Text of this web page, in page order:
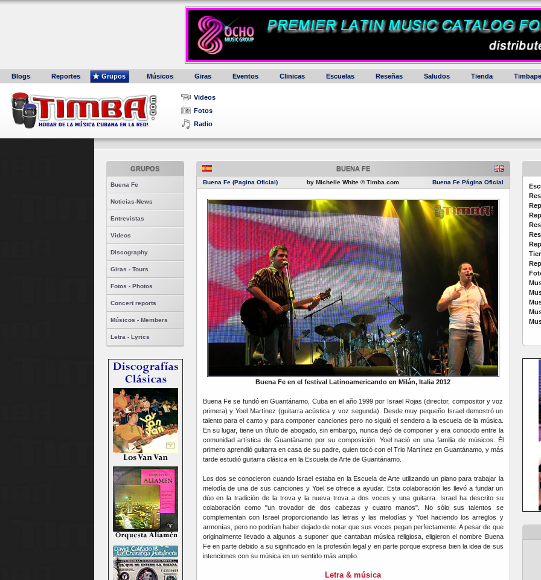
Blogs Reportes Grupos Músicos Giras Eventos Clinicas Escuelas Reseñas Saludos Tienda
Videos
Fotos
Radio
GRUPOS
Buena Fe
Noticias-News
Entrevistas
Videos
Discography
Giras - Tours
Fotos - Photos
Concert reports
Músicos - Members
Letra - Lyrics
BUENA FE
Buena Fe (Pagina Oficial) Buena Fe Página Oficial
by Michelle White © Timba.com
Buena Fe en el festival Latinoamericando en Milán, Italia 2012
Buena Fe se fundó en Guantánamo, Cuba en el año 1999 por Israel Rojas (director, compositor y voz
primera) y Yoel Martínez (guitarra acústica y voz segunda). Desde muy pequeño Israel demostró un
talento para el canto y para componer canciones pero no siguió el sendero a la escuela de la música.
En su lugar, tiene un título de abogado, sin embargo, nunca dejó de componer y era conocido entre la
comunidad artística de Guantánamo por su composición. Yoel nació en una familia de músicos. Él
primero aprendió guitarra en casa de su padre, quien tocó con el Trio Martínez en Guantánamo, y más
tarde estudió guitarra clásica en la Escuela de Arte de Guantánamo.
Los dos se conocieron cuando Israel estaba en la Escuela de Arte utilizando un piano para trabajar la
melodía de una de sus canciones y Yoel se ofrece a ayudar. Esta colaboración les llevó a fundar un
dúo en la tradición de la trova y la nueva trova a dos voces y una guitarra. Israel ha descrito su
colaboración como "un trovador de dos cabezas y cuatro manos". No sólo sus talentos se
complementan con Israel proporcionando las letras y las melodías y Yoel haciendo los arreglos y
armonías, pero no podrían haber dejado de notar que sus voces pegan perfectamente. A pesar de que
originalmente llevado a algunos a suponer que cantaban música religiosa, eligieron el nombre Buena
Fe en parte debido a su significado en la profesión legal y en parte porque expresa bien la idea de sus
intenciones con su música en un sentido más amplio.
Letra & música